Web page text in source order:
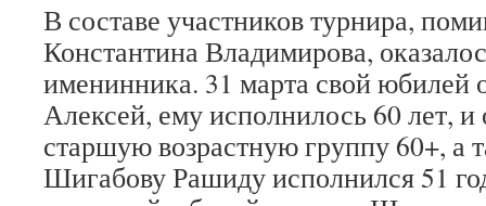
В составе участников турнира,
Константина Владимирова,
именинника. 31 марта свой юбилей
Алексей, ему исполнилось 60 лет,
старшую возрастную группу 60+, а
Шигабову Рашиду исполнился 51